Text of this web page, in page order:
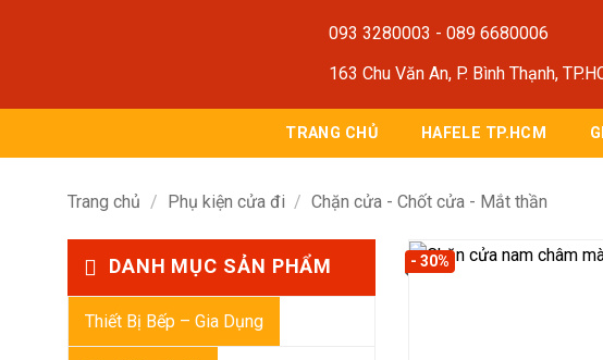
093 3280003 - 089 6680006
163 Chu Văn An, P. Bình Thạnh,
TRANG CHỦ HAFELE TP.HCM
Trang chủ / Phụ kiện cửa đi / Chặn cửa - Chốt cửa - Mắt thần
DANH MỤC SẢN PHẨM
Thiết Bị Bếp – Gia Dụng
- 30%